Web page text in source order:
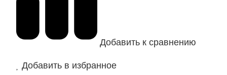
Добавить к сравнению
Добавить в избранное